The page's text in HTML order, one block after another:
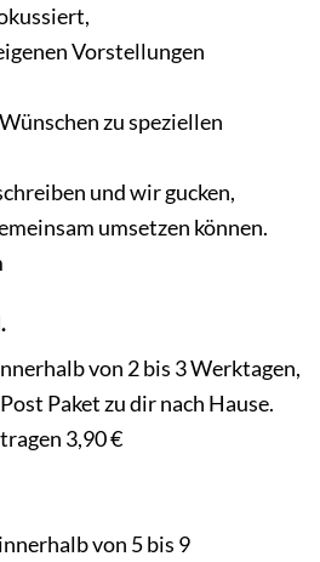
Vorstellungen
zu speziellen
und wir gucken,
umsetzen können.
von 2 bis 3 Werktagen,
Paket zu dir nach Hause.
3,90 €
von 5 bis 9